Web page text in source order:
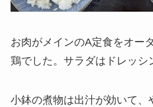
お肉がメインのA定食をオー
鶏でした。サラダはドレッシ
小鉢の煮物は出汁が効いて、